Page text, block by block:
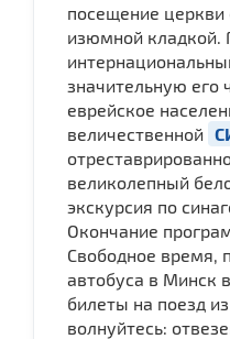
посещение церкви
изюмной кладкой.
значительную его
еврейское
величественной
великолепный
экскурсия по
Окончание
Свободное время,
автобуса в Минск
билеты на поезд
волнуйтесь: